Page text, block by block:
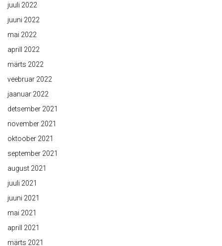
juuli 2022
juuni 2022
mai 2022
aprill 2022
märts 2022
veebruar 2022
jaanuar 2022
detsember 2021
november 2021
oktoober 2021
september 2021
august 2021
juuli 2021
juuni 2021
mai 2021
aprill 2021
märts 2021